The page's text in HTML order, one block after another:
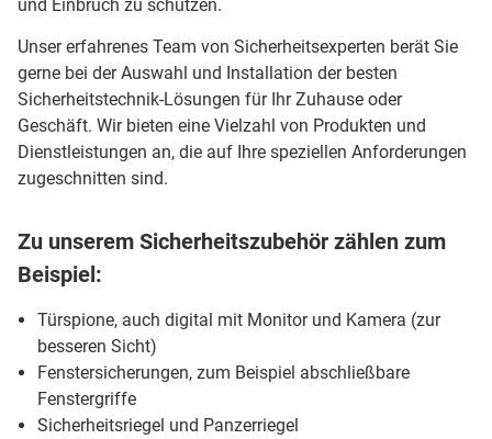
und Einbruch zu schützen.
Unser erfahrenes Team von Sicherheitsexperten berät Sie
gerne bei der Auswahl und Installation der besten
Sicherheitstechnik-Lösungen für Ihr Zuhause oder
Geschäft. Wir bieten eine Vielzahl von Produkten und
Dienstleistungen an, die auf Ihre speziellen Anforderungen
zugeschnitten sind.
Zu unserem Sicherheitszubehör zählen zum
Beispiel:
Türspione, auch digital mit Monitor und Kamera (zur
besseren Sicht)
Fenstersicherungen, zum Beispiel abschließbare
Fenstergriffe
Sicherheitsriegel und Panzerriegel